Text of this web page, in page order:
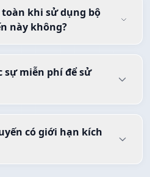
khi sử dụng bộ
này không?
sự miễn phí để sử
có giới hạn kích